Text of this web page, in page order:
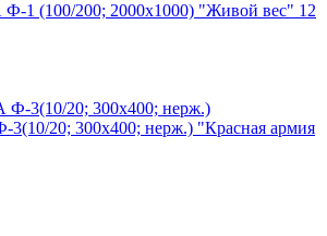
1 (100/200; 2000х1000) "Живой вес" 12
20; 300х400; нерж.) "Красная армия